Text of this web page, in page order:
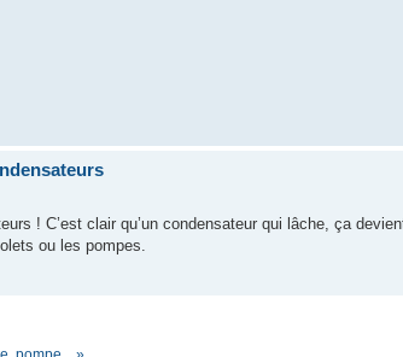
! C’est clair qu’un condensateur qui lâche, ça
ou les pompes.